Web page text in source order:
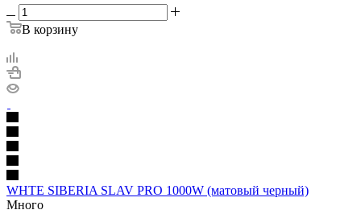
В корзину
WHTE SIBERIA SLAV PRO 1000W (матовый черный)
Много